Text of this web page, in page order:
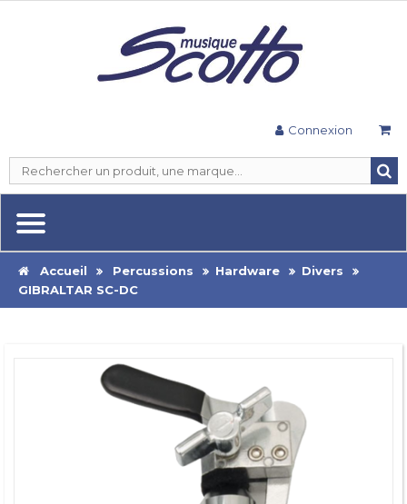
Connexion
Accueil Percussions Hardware
Divers
GIBRALTAR SC-DC